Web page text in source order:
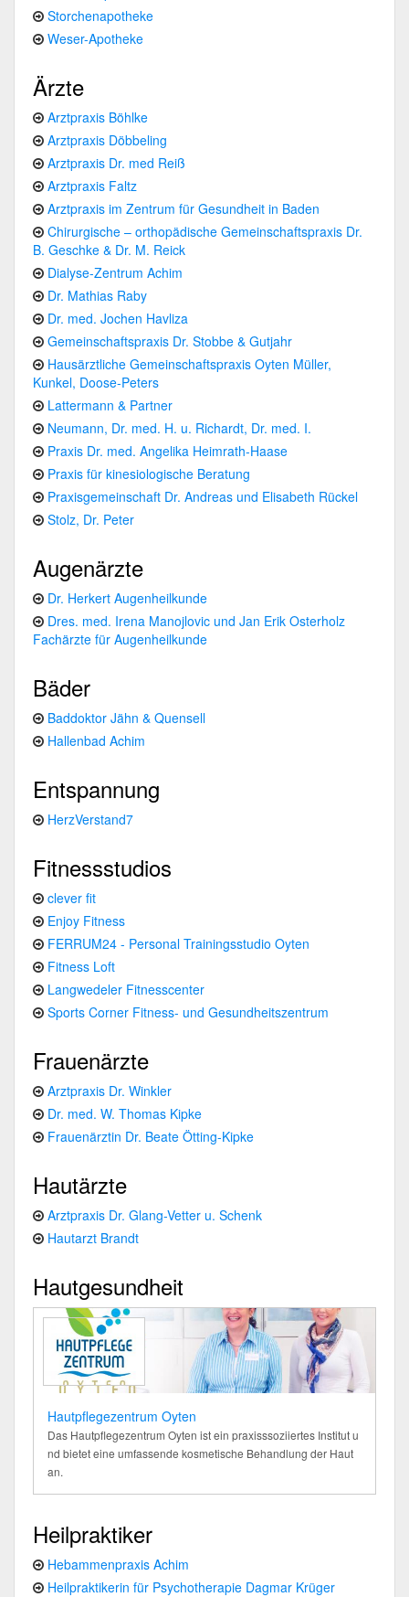
Storchenapotheke
Weser-Apotheke
Ärzte
Arztpraxis Böhlke
Arztpraxis Döbbeling
Arztpraxis Dr. med Reiß
Arztpraxis Faltz
Arztpraxis im Zentrum für Gesundheit in Baden
Chirurgische – orthopädische Gemeinschaftspraxis Dr.
B. Geschke & Dr. M. Reick
Dialyse-Zentrum Achim
Dr. Mathias Raby
Dr. med. Jochen Havliza
Gemeinschaftspraxis Dr. Stobbe & Gutjahr
Hausärztliche Gemeinschaftspraxis Oyten Müller,
Kunkel, Doose-Peters
Lattermann & Partner
Neumann, Dr. med. H. u. Richardt, Dr. med. I.
Praxis Dr. med. Angelika Heimrath-Haase
Praxis für kinesiologische Beratung
Praxisgemeinschaft Dr. Andreas und Elisabeth Rückel
Stolz, Dr. Peter
Augenärzte
Dr. Herkert Augenheilkunde
Dres. med. Irena Manojlovic und Jan Erik Osterholz
Fachärzte für Augenheilkunde
Bäder
Baddoktor Jähn & Quensell
Hallenbad Achim
Entspannung
HerzVerstand7
Fitnessstudios
clever fit
Enjoy Fitness
FERRUM24 - Personal Trainingsstudio Oyten
Fitness Loft
Langwedeler Fitnesscenter
Sports Corner Fitness- und Gesundheitszentrum
Frauenärzte
Arztpraxis Dr. Winkler
Dr. med. W. Thomas Kipke
Frauenärztin Dr. Beate Ötting-Kipke
Hautärzte
Arztpraxis Dr. Glang-Vetter u. Schenk
Hautarzt Brandt
Hautgesundheit
Hautpflegezentrum Oyten
Das Hautpflegezentrum Oyten ist ein praxisssoziiertes Institut u
nd bietet eine umfassende kosmetische Behandlung der Haut
an.
Heilpraktiker
Hebammenpraxis Achim
Heilpraktikerin für Psychotherapie Dagmar Krüger